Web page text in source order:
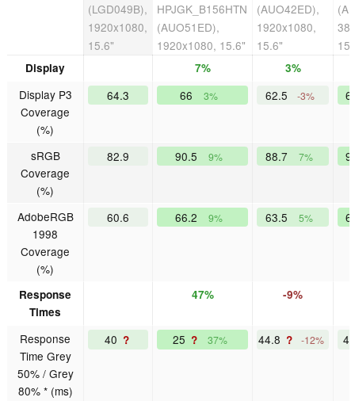
(LGD049B),
1920x1080,
15.6"
HPJGK_B156HTN
(AUO51ED),
1920x1080, 15.6"
(AUO42ED),
1920x1080,
15.6"
Display 7% 3%
Display P3
Coverage
(%)
64.3 66 3% 62.5 -3%
sRGB
Coverage
(%)
82.9 90.5 9% 88.7 7%
AdobeRGB
1998
Coverage
(%)
60.6 66.2 9% 63.5 5%
Response
Times
47% -9%
Response
Time Grey
50% / Grey
80% * (ms)
40 ? 25 ? 37% 44.8 ? -12%